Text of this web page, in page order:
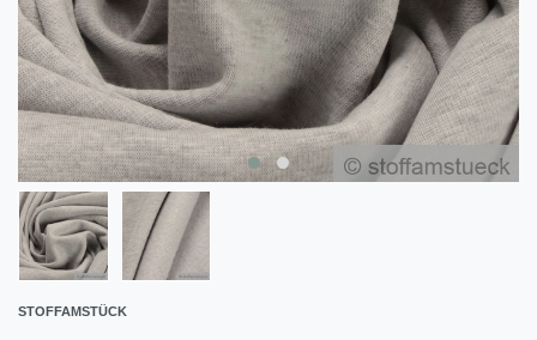
STOFFAMSTÜCK